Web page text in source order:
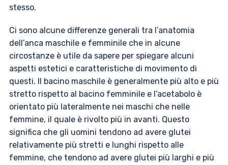
stesso.
Ci sono alcune differenze generali tra l’anatomia
dell’anca maschile e femminile che in alcune
circostanze è utile da sapere per spiegare alcuni
aspetti estetici e caratteristiche di movimento di
questi. Il bacino maschile è generalmente più alto e più
stretto rispetto al bacino femminile e l’acetabolo è
orientato più lateralmente nei maschi che nelle
femmine, il quale è rivolto più in avanti. Questo
significa che gli uomini tendono ad avere glutei
relativamente più stretti e lunghi rispetto alle
femmine, che tendono ad avere glutei più larghi e più